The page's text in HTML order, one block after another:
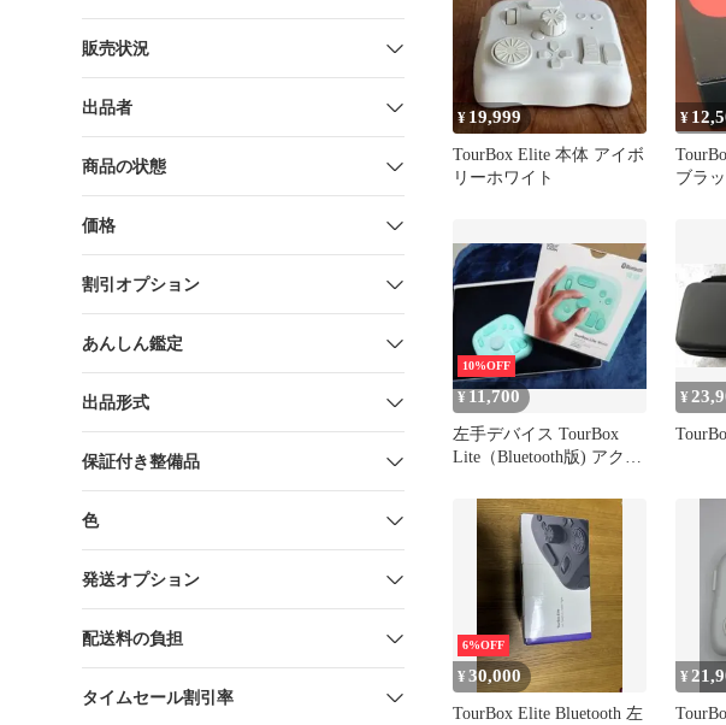
販売状況
出品者
商品の状態
価格
割引オプション
あんしん鑑定
出品形式
保証付き整備品
色
発送オプション
配送料の負担
タイムセール割引率
¥ 19,999
TourBox Elite 本体 アイボ
リーホワイト
¥
ブラ
10%OFF
¥ 11,700
左手デバイス TourBox
Lite（Bluetooth版) アクア
¥
6%OFF
¥30,000
TourBox Elite Bluetooth 左
¥